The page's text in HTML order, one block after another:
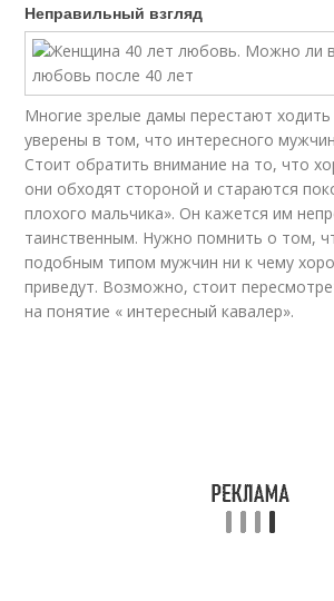
Неправильный взгляд
Многие зрелые дамы перестают ходить
уверены в том, что интересного
Стоит обратить внимание на то, что
они обходят стороной и стараются
плохого мальчика». Он кажется им
таинственным. Нужно помнить о том,
подобным типом мужчин ни к чему
приведут. Возможно, стоит
на понятие « интересный кавалер».